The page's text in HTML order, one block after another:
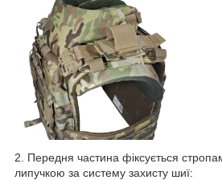
2. Передня частина фіксується
липучкою за систему захисту шиї: